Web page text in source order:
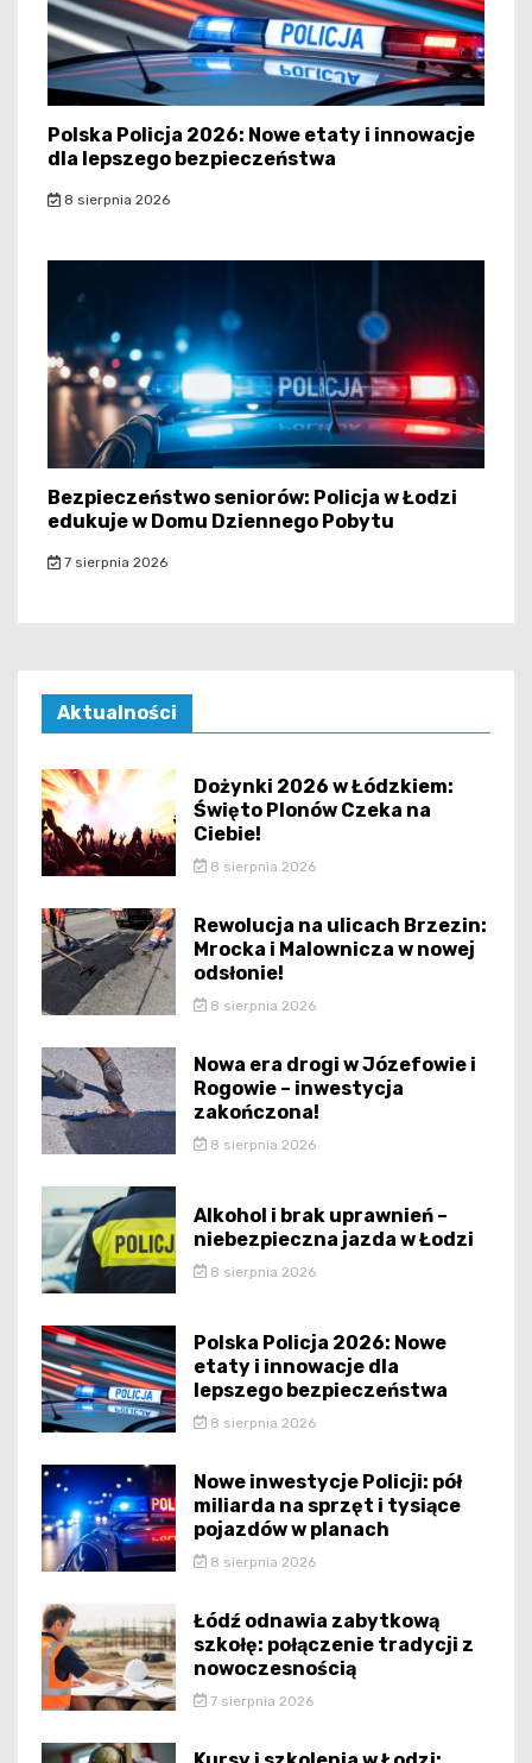
Polska Policja 2026: Nowe etaty i innowacje
dla lepszego bezpieczeństwa
8 sierpnia 2026
Bezpieczeństwo seniorów: Policja w Łodzi
edukuje w Domu Dziennego Pobytu
7 sierpnia 2026
Aktualności
Dożynki 2026 w Łódzkiem:
Święto Plonów Czeka na
Ciebie!
8 sierpnia 2026
Rewolucja na ulicach Brzezin:
Mrocka i Malownicza w nowej
odsłonie!
8 sierpnia 2026
Nowa era drogi w Józefowie i
Rogowie – inwestycja
zakończona!
8 sierpnia 2026
Alkohol i brak uprawnień –
niebezpieczna jazda w Łodzi
8 sierpnia 2026
Polska Policja 2026: Nowe
etaty i innowacje dla
lepszego bezpieczeństwa
8 sierpnia 2026
Nowe inwestycje Policji: pół
miliarda na sprzęt i tysiące
pojazdów w planach
8 sierpnia 2026
Łódź odnawia zabytkową
szkołę: połączenie tradycji z
nowoczesnością
7 sierpnia 2026